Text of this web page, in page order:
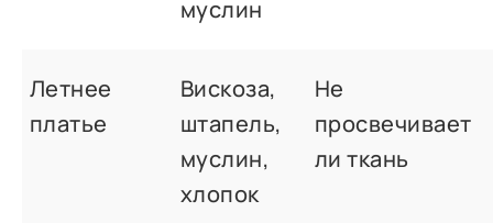
муслин
Летнее
платье
Вискоза,
штапель,
муслин,
хлопок
Не
просвечивает
ли ткань